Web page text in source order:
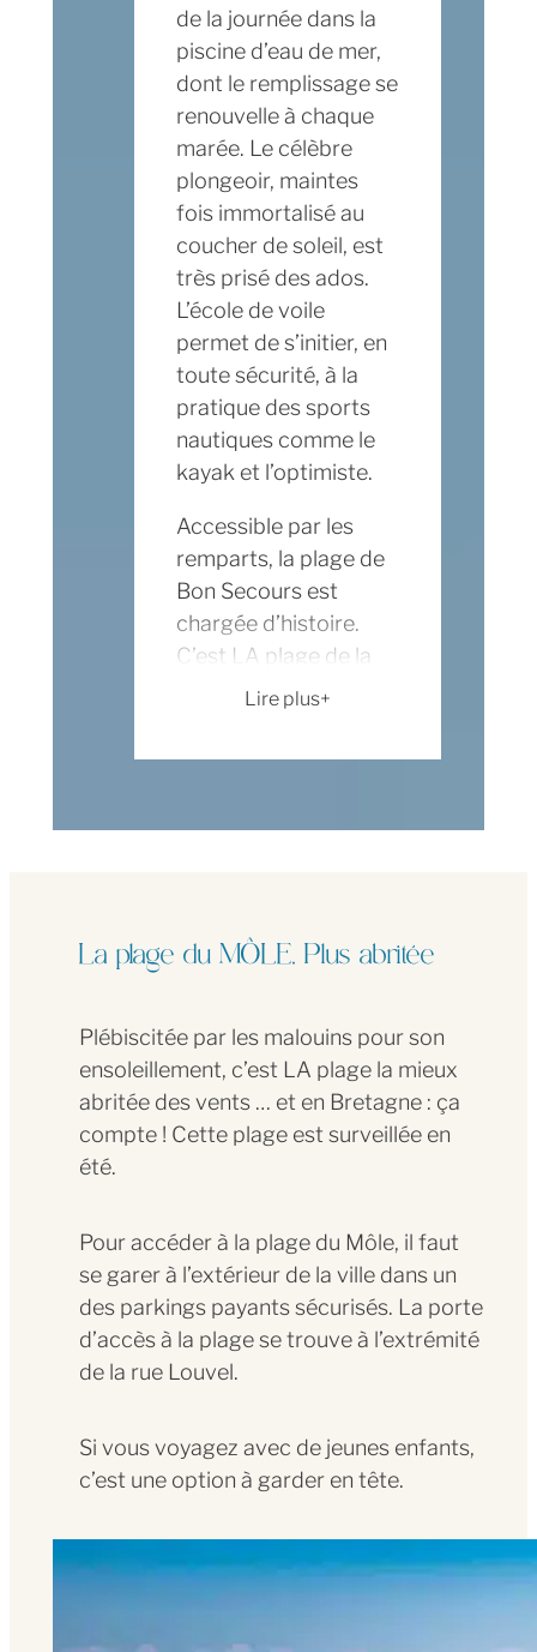
de la journée dans la
piscine d’eau de mer,
dont le remplissage se
renouvelle à chaque
marée. Le célèbre
plongeoir, maintes
fois immortalisé au
coucher de soleil, est
très prisé des ados.
L’école de voile
permet de s’initier, en
toute sécurité, à la
pratique des sports
nautiques comme le
kayak et l’optimiste.
Lire plus
Accessible par les
remparts, la plage de
Bon Secours est
chargée d’histoire.
C’est LA plage de la
ville fortifiée. Un
plage.
cette plage est très
fréquentée. Ames
solitaires, privilégiez
un passage tôt le
tranquillité …
La plage de Bon
Secours offre une vue
exceptionnelle sur les
rochers du grand Bé
marée basse, on peut
rejoindre à pied ces 2
idéale sur les traces
de Vauban … une
se plonger dans
La plage du MÔLE, Plus abritée
Plébiscitée par les malouins pour son
ensoleillement, c’est LA plage la mieux
abritée des vents … et en Bretagne : ça
compte ! Cette plage est surveillée en
été.
Pour accéder à la plage du Môle, il faut
se garer à l’extérieur de la ville dans un
des parkings payants sécurisés. La porte
d’accès à la plage se trouve à l’extrémité
de la rue Louvel.
Si vous voyagez avec de jeunes enfants,
c’est une option à garder en tête.